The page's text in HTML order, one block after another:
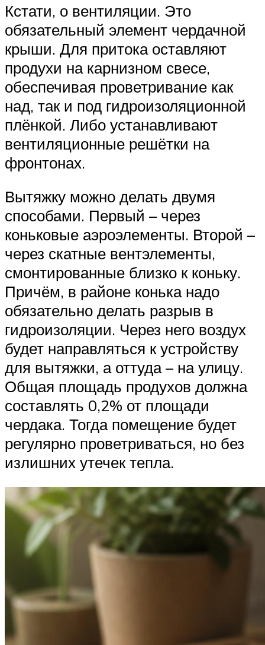
Кстати, о вентиляции. Это
обязательный элемент чердачной
крыши. Для притока оставляют
продухи на карнизном свесе,
обеспечивая проветривание как
над, так и под гидроизоляционной
плёнкой. Либо устанавливают
вентиляционные решётки на
фронтонах.
Вытяжку можно делать двумя
способами. Первый – через
коньковые аэроэлементы. Второй –
через скатные вентэлементы,
смонтированные близко к коньку.
Причём, в районе конька надо
обязательно делать разрыв в
гидроизоляции. Через него воздух
будет направляться к устройству
для вытяжки, а оттуда – на улицу.
Общая площадь продухов должна
составлять 0,2% от площади
чердака. Тогда помещение будет
регулярно проветриваться, но без
излишних утечек тепла.